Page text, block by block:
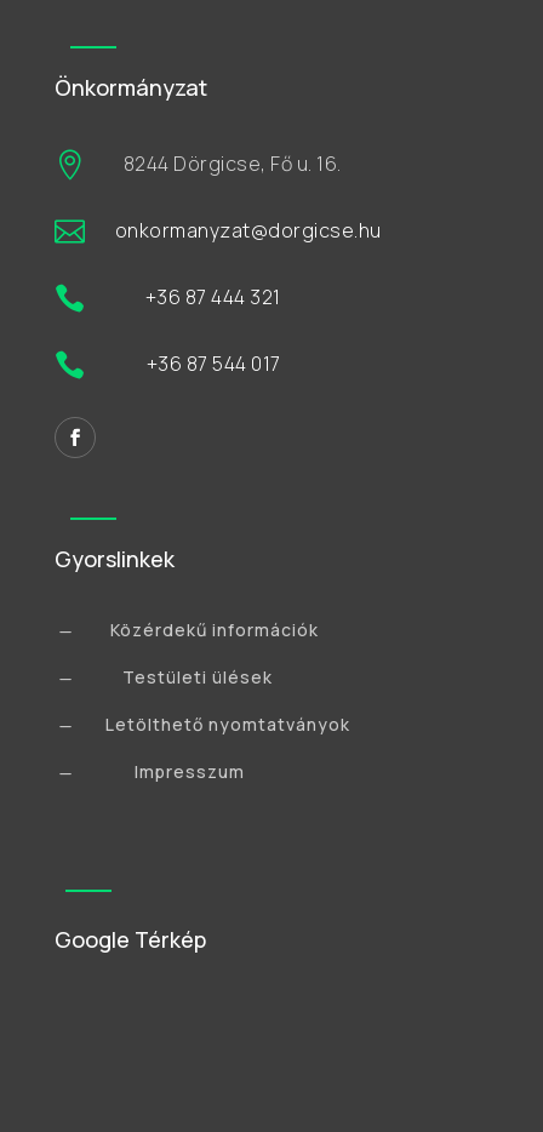
Önkormányzat
 8244 Dörgicse, Fő u. 16.
 onkormanyzat@dorgicse.hu
 +36 87 444 321
 +36 87 544 017
Gyorslinkek
K Közérdekű információk
K Testületi ülések
K Letölthető nyomtatványok
K Impresszum
Google Térkép